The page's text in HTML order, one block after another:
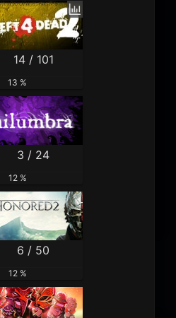
14 / 101
13 %
3 / 24
12 %
6 / 50
12 %